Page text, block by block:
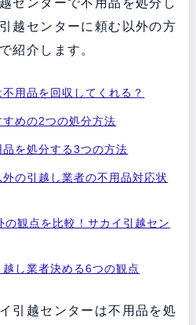
センターで不用品を処分し
越センターに頼む以外の方
紹介します。
用品を回収してくれる？
めの2つの処分方法
を処分する3つの方法
の引越し業者の不用品対応状
の観点を比較！サカイ引越セン
し業者決める6つの観点
引越センターは不用品を処